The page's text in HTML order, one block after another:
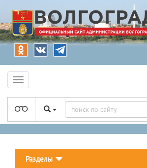
Разделы